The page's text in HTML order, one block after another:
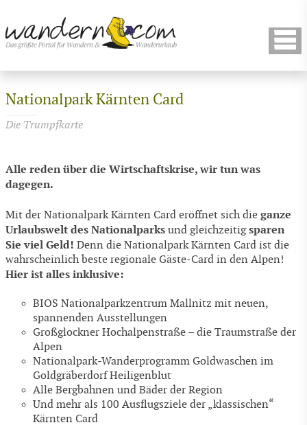
Nationalpark Kärnten Card
Die Trumpfkarte
Alle reden über die Wirtschaftskrise, wir tun was
dagegen.
Mit der Nationalpark Kärnten Card eröffnet sich die ganze
Urlaubswelt des Nationalparks und gleichzeitigsparen
Sie viel Geld! Denn die Nationalpark Kärnten Card ist die
wahrscheinlich beste regionale Gäste-Card in den Alpen!
Hier ist alles inklusive:
BIOS Nationalparkzentrum Mallnitz mit neuen,
spannenden Ausstellungen
Großglockner Hochalpenstraße – die Traumstraße der
Alpen
Nationalpark-Wanderprogramm Goldwaschen im
Goldgräberdorf Heiligenblut
Alle Bergbahnen und Bäder der Region
Und mehr als 100 Ausflugsziele der „klassischen“
Kärnten Card